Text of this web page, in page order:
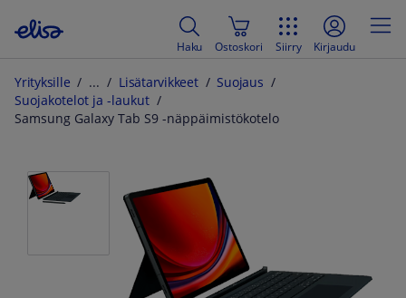
Haku Ostoskori Siirry Kirjaudu
Yrityksille Lisätarvikkeet
Suojaus
Suojakotelot ja -laukut
Samsung Galaxy Tab S9 -näppäimistökotelo